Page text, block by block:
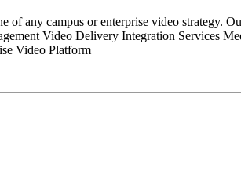
of any campus or enterprise video strategy.
Video Delivery Integration Services
Video Platform